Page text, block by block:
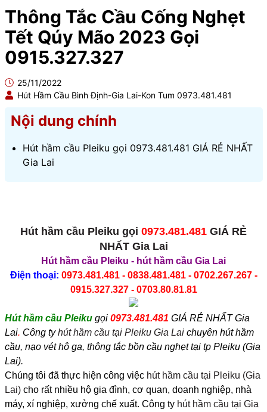
Thông Tắc Cầu Cống Nghẹt
Tết Qúy Mão 2023 Gọi
0915.327.327
25/11/2022
Hút Hầm Cầu Bình Định-Gia Lai-Kon Tum 0973.481.481
Nội dung chính
Hút hầm cầu Pleiku gọi 0973.481.481 GIÁ RẺ NHẤT
Gia Lai
Hút hầm cầu Pleiku gọi 0973.481.481 GIÁ RẺ
NHẤT Gia Lai
Hút hầm cầu Pleiku - hút hầm cầu Gia Lai
Điện thoại: 0973.481.481 - 0838.481.481 - 0702.267.267 -
0915.327.327 - 0703.80.81.81
Hút hầm cầu Pleiku gọi 0973.481.481 GIÁ RẺ NHẤT Gia
Lai. Công tyhút hầm cầu tại Pleiku Gia Laichuyên hút hầm
cầu, nạo vét hô ga, thông tắc bồn cầu nghẹt tại tp Pleiku (Gia
Lai).
Chúng tôi đã thực hiện công việc hút hầm cầu tại Pleiku (Gia
Lai)cho rất nhiều hộ gia đình, cơ quan, doanh nghiệp, nhà
máy, xí nghiệp, xưởng chế xuất. Công ty hút hầm cầu tại Gia